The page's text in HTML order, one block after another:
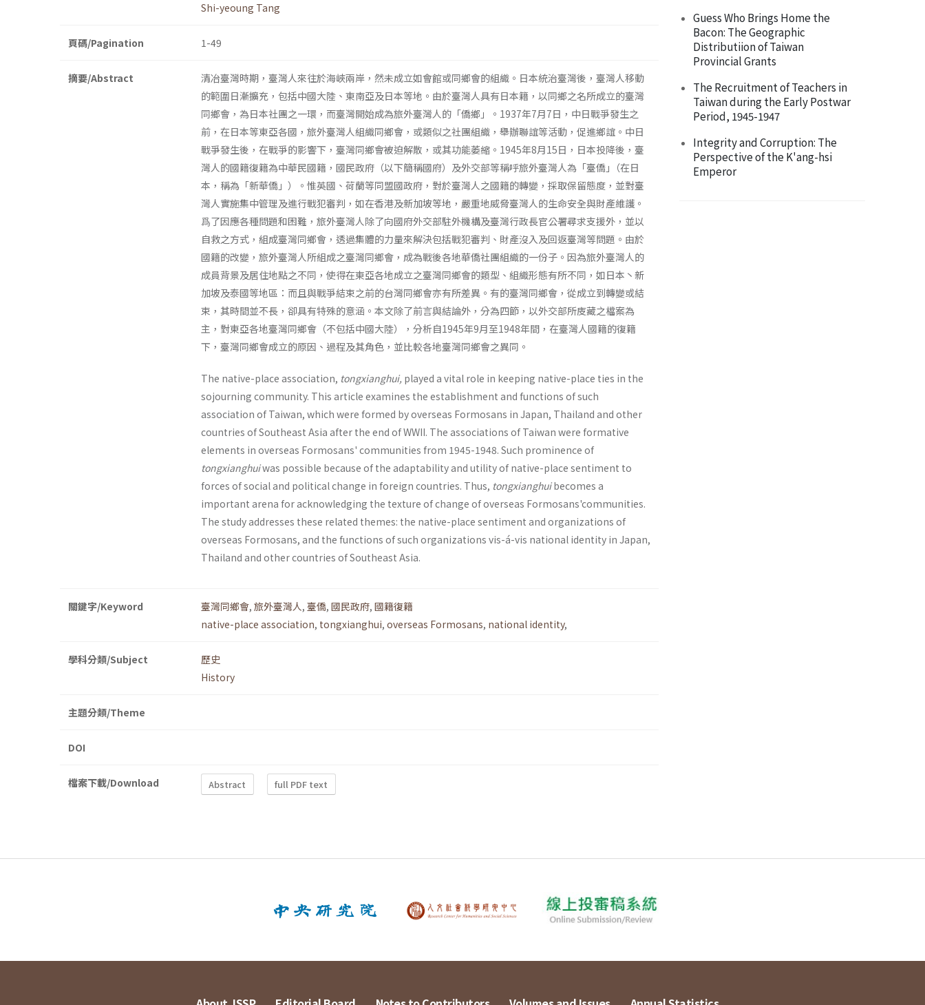
Shi-yeoung Tang
頁碼/Pagination 1-49
摘要/Abstract
清冶臺灣時期，臺灣人來往於海峽兩岸，然未成立如會館或同鄉會的組織。日本統治臺灣後，臺灣人移動
的範圍日漸擴充，包括中國大陸、東南亞及日本等地。由於臺灣人具有日本籍，以同鄉之名所成立的臺灣
同鄉會，為日本社團之一環，而臺灣開始成為旅外臺灣人的「僑鄉」。1937年7月7日，中日戰爭發生之
前，在日本等東亞各國，旅外臺灣人組織同鄉會，或類似之社團組織，舉辦聯誼等活動，促進鄉誼。中日
戰爭發生後，在戰爭的影響下，臺灣同鄉會被迫解散，或其功能萎縮。1945年8月15日，日本投降後，臺
灣人的國籍復籍為中華民國籍，國民政府（以下簡稱國府）及外交部等稱呼旅外臺灣人為「臺僑｣（在日
本，稱為「新華僑」）。惟英國、荷蘭等同盟國政府，對於臺灣人之國籍的轉變，採取保留態度，並對臺
灣人實施集中管理及進行戰犯審判，如在香港及新加坡等地，嚴重地威脅臺灣人的生命安全與財產維護。
爲了因應各種問題和困難，旅外臺灣人除了向國府外交部駐外機構及臺灣行政長官公署尋求支援外，並以
自救之方式，組成臺灣同鄉會，透過集體的力量來解決包括戰犯審判、財產沒入及回返臺灣等問題。由於
國籍的改變，旅外臺灣人所組成之臺灣同鄉會，成為戰後各地華僑社團組織的一份子。因為旅外臺灣人的
成員背景及居住地點之不同，使得在東亞各地成立之臺灣同鄉會的類型、組織形態有所不同，如日本丶新
加坡及泰國等地區：而且與戰爭結束之前的台灣同鄉會亦有所差異。有的臺灣同鄉會，從成立到轉變或結
束，其時間並不長，卻具有特殊的意涵。本文除了前言與結論外，分為四節，以外交部所庋藏之檔案為
主，對東亞各地臺灣同鄉會（不包括中國大陸），分析自1945年9月至1948年間，在臺灣人國籍的復籍
下，臺灣同鄉會成立的原因、過程及其角色，並比較各地臺灣同鄉會之異同。
The native-place association, tongxianghui, played a vital role in keeping native-place ties in the
sojourning community. This article examines the establishment and functions of such
association of Taiwan, which were formed by overseas Formosans in Japan, Thailand and other
countries of Southeast Asia after the end of WWII. The associations of Taiwan were formative
elements in overseas Formosans' communities from 1945-1948. Such prominence of
tongxianghuiwas possible because of the adaptability and utility of native-place sentiment to
forces of social and political change in foreign countries. Thus, tongxianghuibecomes a
important arena for acknowledging the texture of change of overseas Formosans'communities.
The study addresses these related themes: the native-place sentiment and organizations of
overseas Formosans, and the functions of such organizations vis-á-vis national identity in Japan,
Thailand and other countries of Southeast Asia.
關鍵字/Keyword 臺灣同鄉會, 旅外臺灣人, 臺僑, 國民政府, 國籍復籍
native-place association, tongxianghui, overseas Formosans, national identity,
學科分類/Subject
歷史
History
主題分類/Theme
DOI
檔案下載/Download Abstract full PDF text
Guess Who Brings Home the
Bacon: The Geographic
Distributiion of Taiwan
Provincial Grants
The Recruitment of Teachers in
Taiwan during the Early Postwar
Period, 1945-1947
Integrity and Corruption: The
Perspective of the K'ang-hsi
Emperor